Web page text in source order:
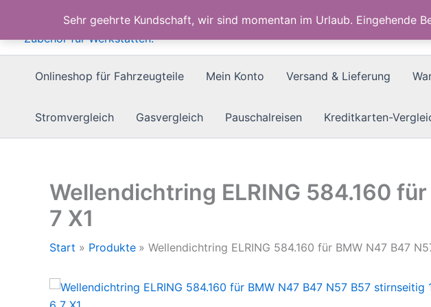
Sehr geehrte Kundschaft, wir sind momentan im Urlaub. Eingehende
springen
Onlineshop für Fahrzeugteile Mein Konto Versand & Lieferung
Stromvergleich Gasvergleich Pauschalreisen Kreditkarten-
Wellendichtring ELRING 584.160
7 X1
Start Produkte Wellendichtring ELRING 584.160 für BMW N47 B47